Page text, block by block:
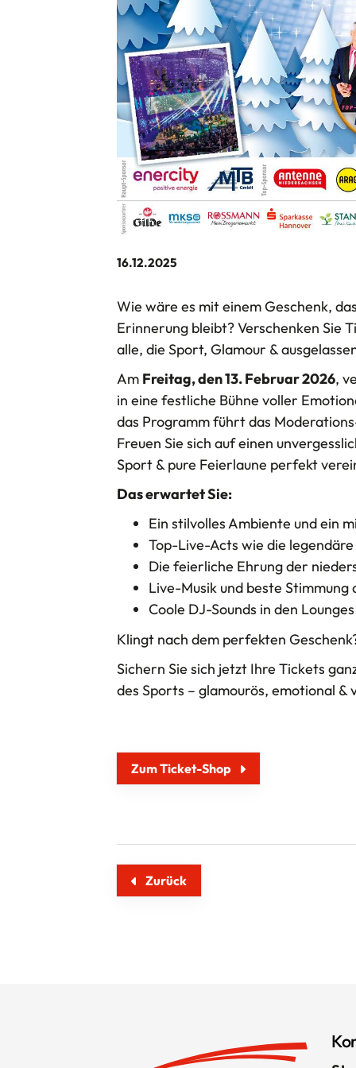
16.12.2025
Wie wäre es mit einem Geschenk,
Erinnerung bleibt? Verschenken Sie
alle, die Sport, Glamour &
Am Freitag, den 13. Februar 2026,
in eine festliche Bühne voller
das Programm führt das
Freuen Sie sich auf einen
Sport & pure Feierlaune perfekt
Das erwartet Sie:
Ein stilvolles Ambiente und ein
Top-Live-Acts wie die legendäre
Die feierliche Ehrung der
Live-Musik und beste Stimmung
Coole DJ-Sounds in den
Klingt nach dem perfekten
Sichern Sie sich jetzt Ihre Tickets
des Sports – glamourös, emotional &
Zum Ticket-Shop
Zurück